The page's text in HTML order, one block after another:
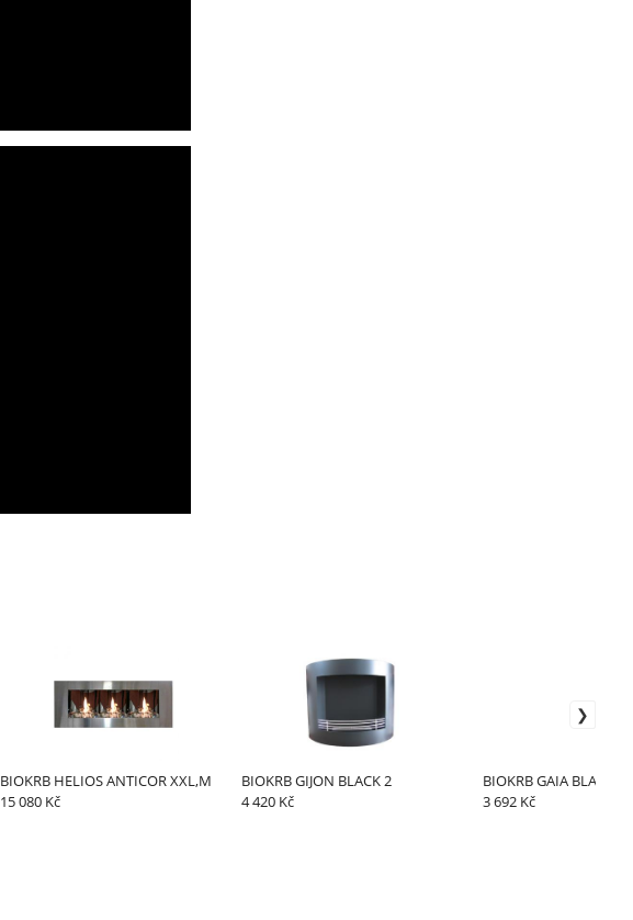
BIOKRB HELIOS ANTICOR XXL,M
15 080 Kč
BIOKRB GIJON BLACK 2
4 420 Kč
BIOKRB GAIA BLACK
3 692 Kč